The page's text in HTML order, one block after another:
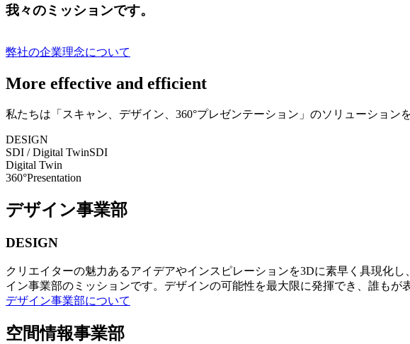
我々のミッションです。
弊社の企業理念について
More effective and efficient
私たちは「スキャン、デザイン、360°プレゼンテーション」のソリューション
DESIGN
SDI / Digital TwinSDI
Digital Twin
360°Presentation
デザイン事業部
DESIGN
クリエイターの魅力あるアイデアやインスピレーションを3Dに素早く具現化
イン事業部のミッションです。デザインの可能性を最大限に発揮でき、誰もが
デザイン事業部について
空間情報事業部